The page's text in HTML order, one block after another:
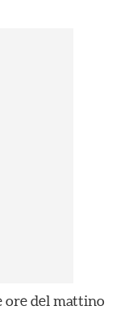
ore del mattino